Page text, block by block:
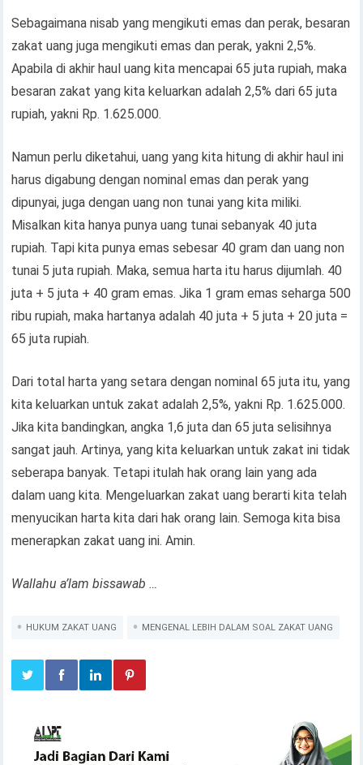
Sebagaimana nisab yang mengikuti emas dan perak, besaran
zakat uang juga mengikuti emas dan perak, yakni 2,5%.
Apabila di akhir haul uang kita mencapai 65 juta rupiah, maka
besaran zakat yang kita keluarkan adalah 2,5% dari 65 juta
rupiah, yakni Rp. 1.625.000.
Namun perlu diketahui, uang yang kita hitung di akhir haul ini
harus digabung dengan nominal emas dan perak yang
dipunyai, juga dengan uang non tunai yang kita miliki.
Misalkan kita hanya punya uang tunai sebanyak 40 juta
rupiah. Tapi kita punya emas sebesar 40 gram dan uang non
tunai 5 juta rupiah. Maka, semua harta itu harus dijumlah. 40
juta + 5 juta + 40 gram emas. Jika 1 gram emas seharga 500
ribu rupiah, maka hartanya adalah 40 juta + 5 juta + 20 juta =
65 juta rupiah.
Dari total harta yang setara dengan nominal 65 juta itu, yang
kita keluarkan untuk zakat adalah 2,5%, yakni Rp. 1.625.000.
Jika kita bandingkan, angka 1,6 juta dan 65 juta selisihnya
sangat jauh. Artinya, yang kita keluarkan untuk zakat ini tidak
seberapa banyak. Tetapi itulah hak orang lain yang ada
dalam uang kita. Mengeluarkan zakat uang berarti kita telah
menyucikan harta kita dari hak orang lain. Semoga kita bisa
menerapkan zakat uang ini. Amin.
Wallahu a’lam bissawab …
HUKUM ZAKAT UANG MENGENAL LEBIH DALAM SOAL ZAKAT UANG